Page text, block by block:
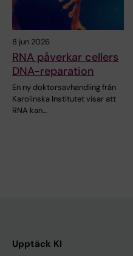
8 jun 2026
RNA påverkar cellers
DNA-reparation
En ny doktorsavhandling från
Karolinska Institutet visar att
RNA kan…
Upptäck KI